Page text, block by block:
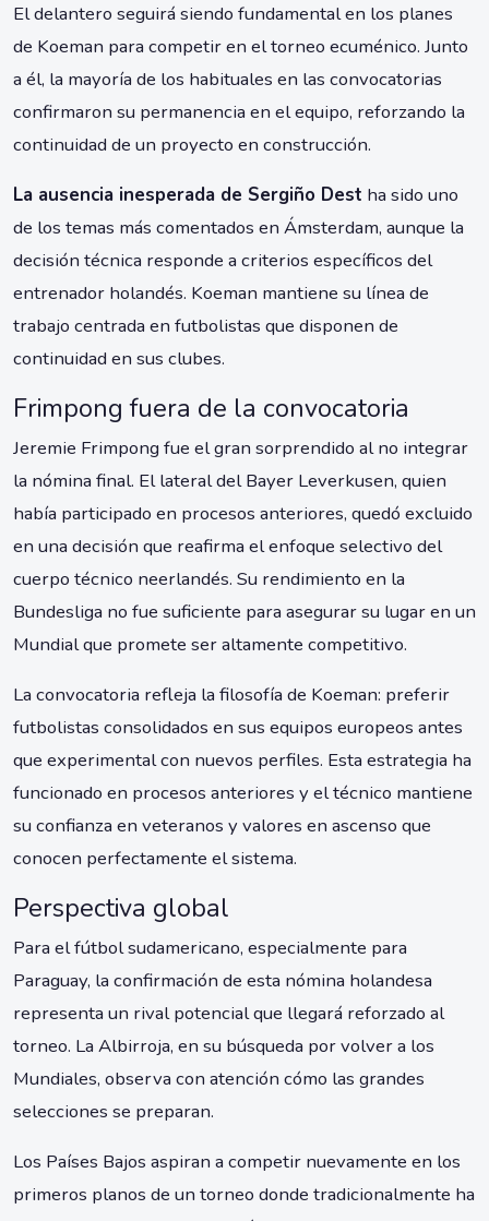
El delantero seguirá siendo fundamental en los planes
de Koeman para competir en el torneo ecuménico. Junto
a él, la mayoría de los habituales en las convocatorias
confirmaron su permanencia en el equipo, reforzando la
continuidad de un proyecto en construcción.
La ausencia inesperada de Sergiño Dest ha sido uno
de los temas más comentados en Ámsterdam, aunque la
decisión técnica responde a criterios específicos del
entrenador holandés. Koeman mantiene su línea de
trabajo centrada en futbolistas que disponen de
continuidad en sus clubes.
Frimpong fuera de la convocatoria
Jeremie Frimpong fue el gran sorprendido al no integrar
la nómina final. El lateral del Bayer Leverkusen, quien
había participado en procesos anteriores, quedó excluido
en una decisión que reafirma el enfoque selectivo del
cuerpo técnico neerlandés. Su rendimiento en la
Bundesliga no fue suficiente para asegurar su lugar en un
Mundial que promete ser altamente competitivo.
La convocatoria refleja la filosofía de Koeman: preferir
futbolistas consolidados en sus equipos europeos antes
que experimental con nuevos perfiles. Esta estrategia ha
funcionado en procesos anteriores y el técnico mantiene
su confianza en veteranos y valores en ascenso que
conocen perfectamente el sistema.
Perspectiva global
Para el fútbol sudamericano, especialmente para
Paraguay, la confirmación de esta nómina holandesa
representa un rival potencial que llegará reforzado al
torneo. La Albirroja, en su búsqueda por volver a los
Mundiales, observa con atención cómo las grandes
selecciones se preparan.
Los Países Bajos aspiran a competir nuevamente en los
primeros planos de un torneo donde tradicionalmente ha